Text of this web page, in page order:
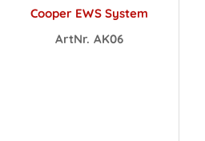
Cooper EWS System
ArtNr. AK06